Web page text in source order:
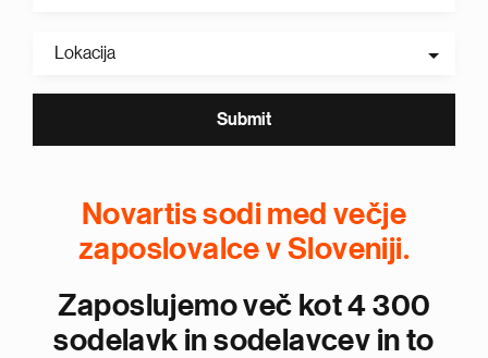
Lokacija
Novartis sodi med večje
zaposlovalce v Sloveniji.
Zaposlujemo več kot 4 300
sodelavk in sodelavcev in to